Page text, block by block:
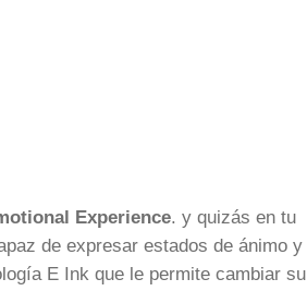
Experience. y quizás en tu
de expresar estados de ánimo y
E Ink que le permite cambiar su